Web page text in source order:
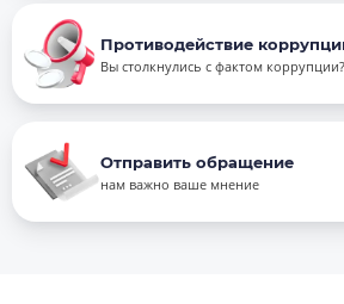
Противодействие
Вы столкнулись с фактом коррупции?
Отправить обращение
нам важно ваше мнение